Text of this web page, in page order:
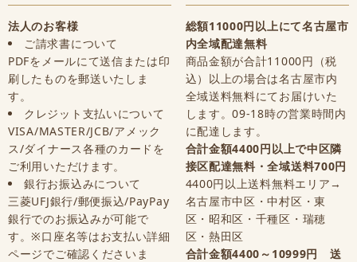
法人のお客様
ご請求書について
PDFをメールにて送信または印
刷したものを郵送いたしま
す。
クレジット支払いについて
VISA/MASTER/JCB/アメック
ス/ダイナース各種のカードを
ご利用いただけます。
銀行お振込みについて
三菱UFJ銀行/郵便振込/PayPay
銀行でのお振込みが可能で
す。※口座名等はお支払い詳細
ページでご確認くださいま
総額11000円以上にて名古屋市
内全域配達無料
商品金額が合計11000円（税
込）以上の場合は名古屋市内
全域送料無料にてお届けいた
します。09-18時の営業時間内
に配達します。
合計金額4400円以上で中区隣
接区配達無料・全域送料700円
4400円以上送料無料エリア→
名古屋市中区・中村区・東
区・昭和区・千種区・瑞穂
区・熱田区
合計金額4400～10999円 送